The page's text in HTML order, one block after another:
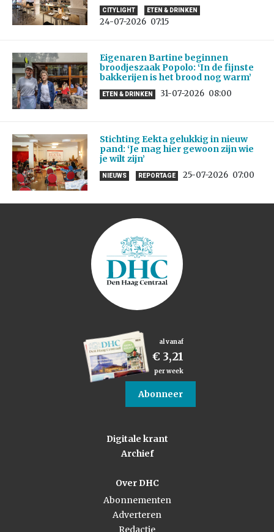
CITYLIGHT ETEN & DRINKEN
24-07-2026 07:15
Eigenaren Bartine beginnen
broodjeszaak Popolo: ‘In de fijnste
bakkerijen is het brood nog warm’
ETEN & DRINKEN 31-07-2026 08:00
Stichting Eekta gelukkig in nieuw
pand: ‘Je mag hier gewoon zijn wie
je wilt zijn’
NIEUWS REPORTAGE 25-07-2026 07:00
al vanaf
€ 3,21
per week
Abonneer
Digitale krant
Archief
Over DHC
Abonnementen
Adverteren
Redactie